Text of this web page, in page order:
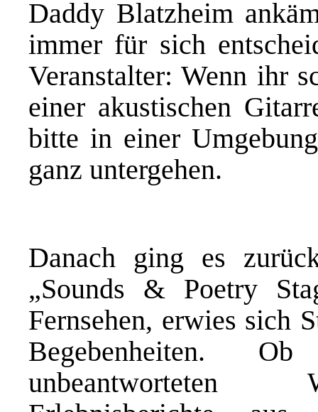
Daddy Blatzheim
immer für sich
Veranstalter: Wenn ihr
einer akustischen
bitte in einer
ganz untergehen.
Danach ging es
„Sounds & Poetry
Fernsehen, erwies sich
Begebenheiten.
unbeantworteten